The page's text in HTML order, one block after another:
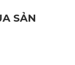
có thiết kế
chuyên nghiệp
hay tạo
SẢN